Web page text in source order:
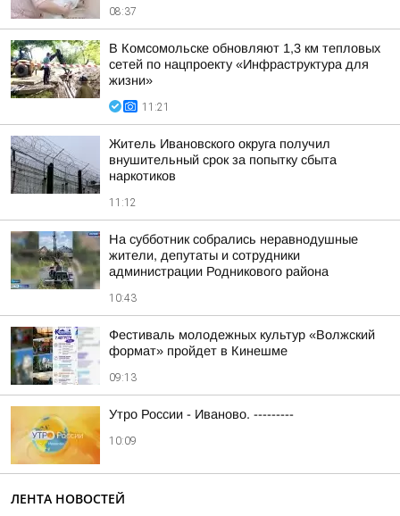
08:37
В Комсомольске обновляют 1,3 км тепловых
сетей по нацпроекту «Инфраструктура для
жизни»
11:21
Житель Ивановского округа получил
внушительный срок за попытку сбыта
наркотиков
11:12
На субботник собрались неравнодушные
жители, депутаты и сотрудники
администрации Родникового района
10:43
Фестиваль молодежных культур «Волжский
формат» пройдет в Кинешме
09:13
Утро России - Иваново. ---------
10:09
ЛЕНТА НОВОСТЕЙ